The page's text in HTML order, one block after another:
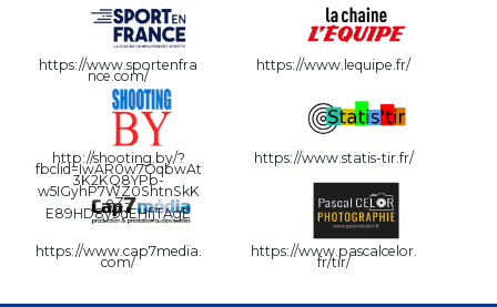
https://www.sportenfra
nce.com/
https://www.lequipe.fr/
http://shooting.by/?
fbclid=IwAR0w7OqbwAt
3K2KQ8YPb-
w5IGyhP7WZ0ShtnSkK
eZ-
E89HD8y9dEHfjTAgE
https://www.statis-tir.fr/
https://www.cap7media.
com/
https://www.pascalcelor.
fr/tir/